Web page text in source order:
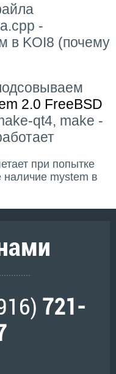
-
в KOI8 (почему
2.0 FreeBSD
qt4, make -
при попытке
наличие mystem в
721-